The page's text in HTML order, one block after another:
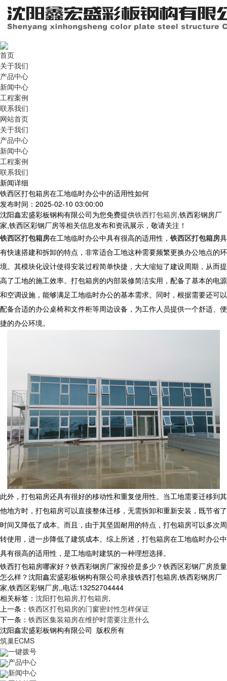
首页
关于我们
产品中心
新闻中心
工程案例
联系我们
网站首页
关于我们
产品中心
新闻中心
工程案例
联系我们
新闻详细
铁西区打包箱房在工地临时办公中的适用性如何
发布时间：2025-02-10 03:00:00
沈阳鑫宏盛彩板钢构有限公司为您免费提供铁西打包箱房,铁西彩钢房厂
家,铁西区彩钢厂房等相关信息发布和资讯展示，敬请关注！
铁西区打包箱房在工地临时办公中具有很高的适用性， 铁西区打包箱房具
有快速搭建和拆卸的特点，非常适合工地这种需要频繁更换办公地点的环
境。其模块化设计使得安装过程简单快捷，大大缩短了建设周期，从而提
高了工地的施工效率。打包箱房的内部装修简洁实用，配备了基本的电源
和空调设施，能够满足工地临时办公的基本需求。同时，根据需要还可以
配备合适的办公桌椅和文件柜等周边设备，为工作人员提供一个舒适、便
捷的办公环境。
此外，打包箱房还具有很好的移动性和重复使用性。当工地需要迁移到其
他地方时，打包箱房可以直接整体迁移，无需拆卸和重新安装，既节省了
时间又降低了成本。而且，由于其坚固耐用的特点，打包箱房可以多次周
转使用，进一步降低了建筑成本。综上所述，打包箱房在工地临时办公中
具有很高的适用性，是工地临时建筑的一种理想选择。
铁西打包箱房哪家好？铁西彩钢房厂家报价是多少？铁西区彩钢厂房质量
怎么样？沈阳鑫宏盛彩板钢构有限公司承接铁西打包箱房,铁西彩钢房厂
家,铁西区彩钢厂房,,电话:13252704444
相关标签： 沈阳打包箱房,打包箱房,
上一条： 铁西区打包箱房的门窗密封性怎样保证
下一条： 铁西区集装箱房在维护时需要注意什么
沈阳鑫宏盛彩板钢构有限公司 版权所有
筑巢ECMS
一键拨号
产品中心
新闻中心